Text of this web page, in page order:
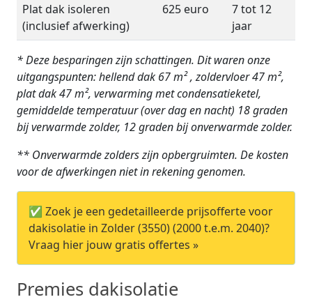
Plat dak isoleren
(inclusief afwerking)
625 euro
7 tot 12
jaar
* Deze besparingen zijn schattingen. Dit waren onze
uitgangspunten: hellend dak 67 m² , zoldervloer 47 m²,
plat dak 47 m², verwarming met condensatieketel,
gemiddelde temperatuur (over dag en nacht) 18 graden
bij verwarmde zolder, 12 graden bij onverwarmde zolder.
** Onverwarmde zolders zijn opbergruimten. De kosten
voor de afwerkingen niet in rekening genomen.
✅ Zoek je een gedetailleerde prijsofferte voor
dakisolatie in Zolder (3550) (2000 t.e.m. 2040)?
Vraag hier jouw gratis offertes »
Premies dakisolatie